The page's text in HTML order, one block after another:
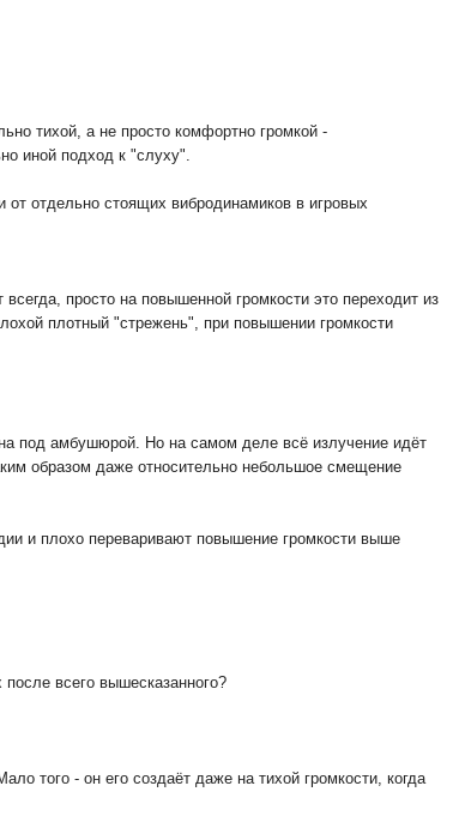
тихой, а не просто комфортно громкой -
иной подход к "слуху".
отдельно стоящих вибродинамиков в игровых
просто на повышенной громкости это переходит из
плотный "стрежень", при повышении громкости
под амбушюрой. Но на самом деле всё излучение идёт
образом даже относительно небольшое смещение
и плохо переваривают повышение громкости выше
всего вышесказанного?
того - он его создаёт даже на тихой громкости, когда